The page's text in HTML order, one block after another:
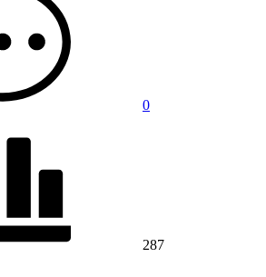
0
287